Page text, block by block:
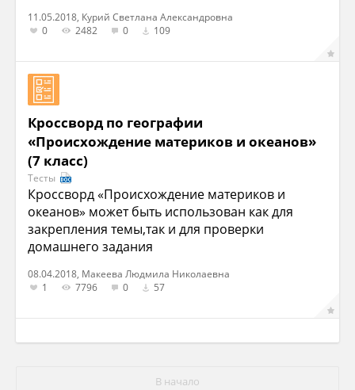
11.05.2018, Курий Светлана Александровна
0
2482 0 109
Кроссворд по географии
«Происхождение материков и океанов»
(7 класс)
Тесты
Кроссворд «Происхождение материков и
океанов» может быть использован как для
закрепления темы,так и для проверки
домашнего задания
08.04.2018, Макеева Людмила Николаевна
1
7796 0 57
В начало